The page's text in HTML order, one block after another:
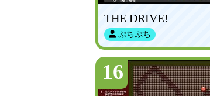
THE DRIVE!
ぷちぷち
16